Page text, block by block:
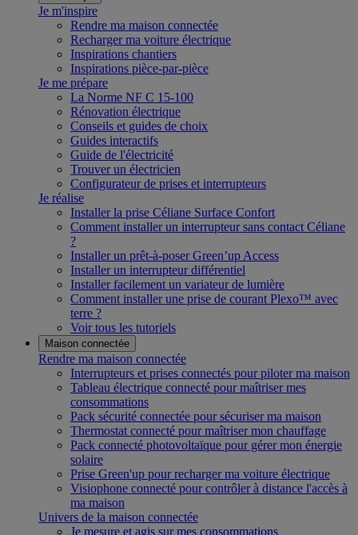
Je m'inspire
Rendre ma maison connectée
Recharger ma voiture électrique
Inspirations chantiers
Inspirations pièce-par-pièce
Je me prépare
La Norme NF C 15-100
Rénovation électrique
Conseils et guides de choix
Guides interactifs
Guide de l'électricité
Trouver un électricien
Configurateur de prises et interrupteurs
Je réalise
Installer la prise Céliane Surface Confort
Comment installer un interrupteur sans contact Céliane
?
Installer un prêt-à-poser Green’up Access
Installer un interrupteur différentiel
Installer facilement un variateur de lumière
Comment installer une prise de courant Plexo™ avec
terre ?
Voir tous les tutoriels
Maison connectée
Rendre ma maison connectée
Interrupteurs et prises connectés pour piloter ma maison
Tableau électrique connecté pour maîtriser mes
consommations
Pack sécurité connectée pour sécuriser ma maison
Thermostat connecté pour maîtriser mon chauffage
Pack connecté photovoltaïque pour gérer mon énergie
solaire
Prise Green'up pour recharger ma voiture électrique
Visiophone connecté pour contrôler à distance l'accès à
ma maison
Univers de la maison connectée
Je mesure et agis sur mes consommations